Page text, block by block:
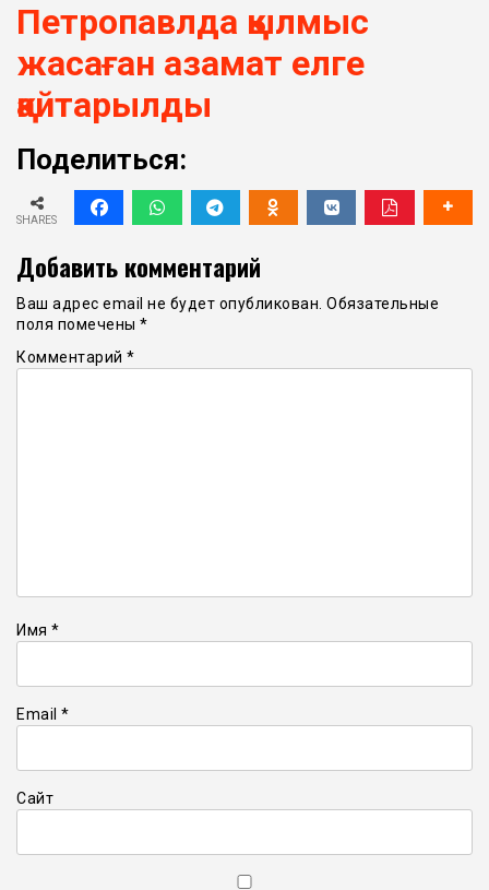
Петропавлда қылмыс
жасаған азамат елге
қайтарылды
Поделиться:
SHARES
Добавить комментарий
Ваш адрес email не будет опубликован. Обязательные
поля помечены *
Комментарий *
Имя *
Email *
Сайт